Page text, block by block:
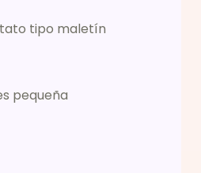
tipo maletín
pequeña